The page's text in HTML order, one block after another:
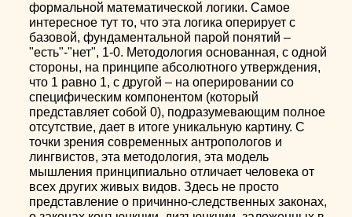
формальной математической логики. Самое
интересное тут то, что эта логика оперирует с
базовой, фундаментальной парой понятий –
"есть"-"нет", 1-0. Методология основанная, с одной
стороны, на принципе абсолютного утверждения,
что 1 равно 1, с другой – на оперировании со
специфическим компонентом (который
представляет собой 0), подразумевающим полное
отсутствие, дает в итоге уникальную картину. С
точки зрения современных антропологов и
лингвистов, эта методология, эта модель
мышления принципиально отличает человека от
всех других живых видов. Здесь не просто
представление о причинно-следственных законах,